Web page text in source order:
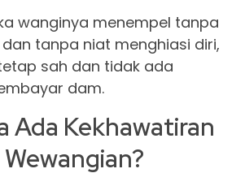
wanginya menempel tanpa
tanpa niat menghiasi diri,
sah dan tidak ada
dam.
Ada Kekhawatiran